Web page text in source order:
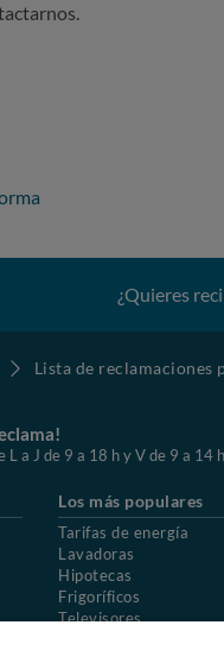
¿Quieres
Lista de reclamaciones
L a J de 9 a 18 h y V de 9 a 14 h
Los más populares
Tarifas de energía
Lavadoras
Hipotecas
Frigoríficos
Televisores